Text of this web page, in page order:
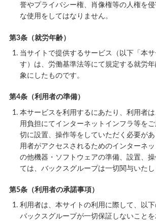
誉やプライバシー権、肖像権等の人権を
な使用をしてはなりません。
第3条（就労年齢）
当サイトで提供するサービス（以下「本
す）は、労働基準法等にて規定する就労
象にしたものです。
第4条（利用者の準備）
本サービスを利用するにあたり、利用者
用負担にてインターネットインフラ等を
切に設置、操作等をしていただく必要があ
用者がアクセスされるためのインターネ
の他機器・ソフトウェアの準備、設置、
ては、バックスグループは一切関与いたし
第5条（利用者の承諾事項）
利用者は、本サイトの利用に際して、以
バックスグループが一切保証しないこと